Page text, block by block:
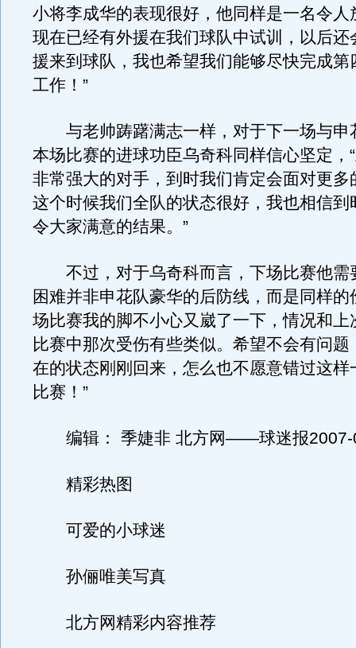
小将李成华的表现很好，他同样是一名令人
现在已经有外援在我们球队中试训，以后还
援来到球队，我也希望我们能够尽快完成第
工作！”
与老帅踌躇满志一样，对于下一场与申
本场比赛的进球功臣乌奇科同样信心坚定，
非常强大的对手，到时我们肯定会面对更多
这个时候我们全队的状态很好，我也相信到
令大家满意的结果。”
不过，对于乌奇科而言，下场比赛他需
困难并非申花队豪华的后防线，而是同样的
场比赛我的脚不小心又崴了一下，情况和上
比赛中那次受伤有些类似。希望不会有问题
在的状态刚刚回来，怎么也不愿意错过这样
比赛！”
编辑： 季婕非 北方网——球迷报2007-
精彩热图
可爱的小球迷
孙俪唯美写真
北方网精彩内容推荐